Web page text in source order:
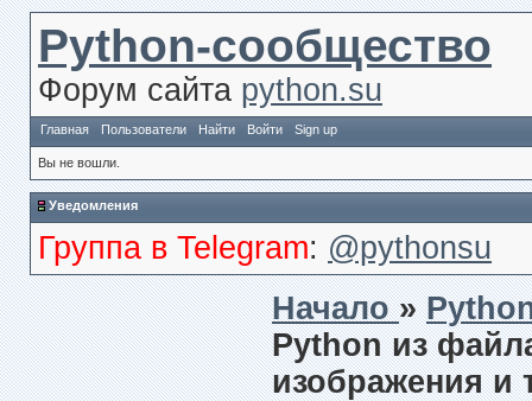
Python-сообщество
Форум сайта python.su
Главная Пользователи Найти Войти Sign up
Вы не вошли.
Уведомления
Группа в Telegram: @pythonsu
Начало»
Python из
изображения